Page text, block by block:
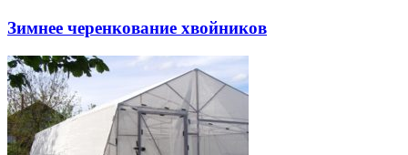
Зимнее черенкование хвойников